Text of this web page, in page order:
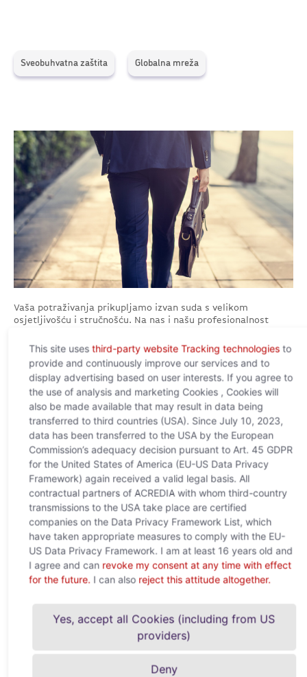
Sveobuhvatna zaštita Globalna mreža
Vaša potraživanja prikupljamo izvan suda s velikom
osjetljivošću i stručnošću. Na nas i našu profesionalnost
Preuzimanja
U našem području za preuzimanje pronaći ćete
sve važne dokumente o našim proizvodima
kompaktan i pregledno raspoređen za vas.
Inkasso obrazac za naplatu potraživanja
SEPA mandat ACREDIA Inkasso
This site uses third-party website Tracking technologiesto
provide and continuously improve our services and to
display advertising based on user interests. If you agree to
the use of analysis and marketing Cookies , Cookies will
also be made available that may result in data being
transferred to third countries (USA). Since July 10, 2023,
data has been transferred to the USA by the European
Commission’s adequacy decision pursuant to Art. 45 GDPR
for the United States of America (EU-US Data Privacy
Framework) again received a valid legal basis. All
contractual partners of ACREDIA with whom third-country
transmissions to the USA take place are certified
companies on the Data Privacy Framework List, which
have taken appropriate measures to comply with the EU-
US Data Privacy Framework. I am at least 16 years old and
I agree and can revoke my consent at any time with effect
for the future.I can also reject this attitude altogether.
Yes, accept all Cookies (including from US
providers)
Deny